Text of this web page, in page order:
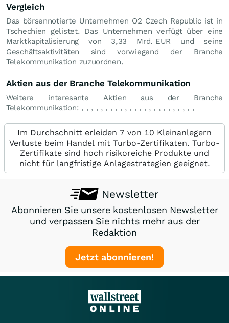
Vergleich
Das börsennotierte Unternehmen O2 Czech Republic ist in
Tschechien gelistet. Das Unternehmen verfügt über eine
Marktkapitalisierung von 3,33 Mrd. EUR und seine
Geschäftsaktivitäten sind vorwiegend der Branche
Telekommunikation zuzuordnen.
Aktien aus der Branche Telekommunikation
Weitere interesante Aktien aus der Branche
Telekommunikation: , , , , , , , , , , , , , , , , , , , , , , , ,
Im Durchschnitt erleiden 7 von 10 Kleinanlegern
Verluste beim Handel mit Turbo-Zertifikaten. Turbo-
Zertifikate sind hoch risikoreiche Produkte und
nicht für langfristige Anlagestrategien geeignet.
Newsletter
Abonnieren Sie unsere kostenlosen Newsletter
und verpassen Sie nichts mehr aus der
Redaktion
Jetzt abonnieren!